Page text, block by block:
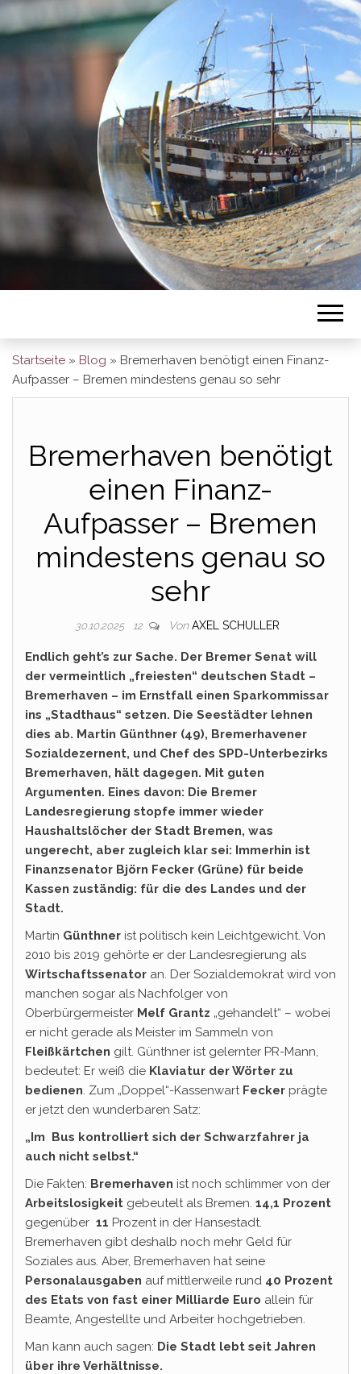
BREMEN SO
GESEHEN
Startseite » Blog » Bremerhaven benötigt einen Finanz-
Aufpasser – Bremen mindestens genau so sehr
Bremerhaven benötigt
einen Finanz-
Aufpasser – Bremen
mindestens genau so
sehr
30.10.2025 12 Von AXEL SCHULLER
Endlich geht’s zur Sache. Der Bremer Senat will
der vermeintlich „freiesten“ deutschen Stadt –
Bremerhaven – im Ernstfall einen Sparkommissar
ins „Stadthaus“ setzen. Die Seestädter lehnen
dies ab. Martin Günthner (49), Bremerhavener
Sozialdezernent, und Chef des SPD-Unterbezirks
Bremerhaven, hält dagegen. Mit guten
Argumenten. Eines davon: Die Bremer
Landesregierung stopfe immer wieder
Haushaltslöcher der Stadt Bremen, was
ungerecht, aber zugleich klar sei: Immerhin ist
Finanzsenator Björn Fecker (Grüne) für beide
Kassen zuständig: für die des Landes und der
Stadt.
Martin Günthner ist politisch kein Leichtgewicht. Von
2010 bis 2019 gehörte er der Landesregierung als
Wirtschaftssenator an. Der Sozialdemokrat wird von
manchen sogar als Nachfolger von
Oberbürgermeister Melf Grantz „gehandelt“ – wobei
er nicht gerade als Meister im Sammeln von
Fleißkärtchen gilt. Günthner ist gelernter PR-Mann,
bedeutet: Er weiß die Klaviatur der Wörter zu
bedienen. Zum „Doppel“-Kassenwart Fecker prägte
er jetzt den wunderbaren Satz:
„Im Bus kontrolliert sich der Schwarzfahrer ja
auch nicht selbst.“
Die Fakten: Bremerhaven ist noch schlimmer von der
Arbeitslosigkeit gebeutelt als Bremen. 14,1 Prozent
gegenüber 11 Prozent in der Hansestadt.
Bremerhaven gibt deshalb noch mehr Geld für
Soziales aus. Aber, Bremerhaven hat seine
Personalausgaben auf mittlerweile rund 40 Prozent
des Etats von fast einer Milliarde Euro allein für
Beamte, Angestellte und Arbeiter hochgetrieben.
Man kann auch sagen: Die Stadt lebt seit Jahren
über ihre Verhältnisse.